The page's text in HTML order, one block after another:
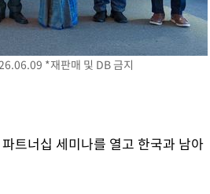
*재판매 및 DB 금지
트너십 세미나를 열고 한국과 남아